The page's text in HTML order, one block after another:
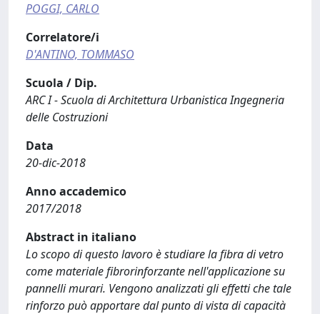
POGGI, CARLO
Correlatore/i
D'ANTINO, TOMMASO
Scuola / Dip.
ARC I - Scuola di Architettura Urbanistica Ingegneria
delle Costruzioni
Data
20-dic-2018
Anno accademico
2017/2018
Abstract in italiano
Lo scopo di questo lavoro è studiare la fibra di vetro
come materiale fibrorinforzante nell'applicazione su
pannelli murari. Vengono analizzati gli effetti che tale
rinforzo può apportare dal punto di vista di capacità